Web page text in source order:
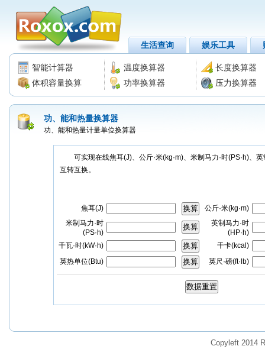
生活查询 娱乐工具
智能计算器 温度换算器
长度换算器
体积容量换算
功率换算器 压力换算器
功、能和热量换算器
功、能和热量计量单位换算器
Copyleft 2014